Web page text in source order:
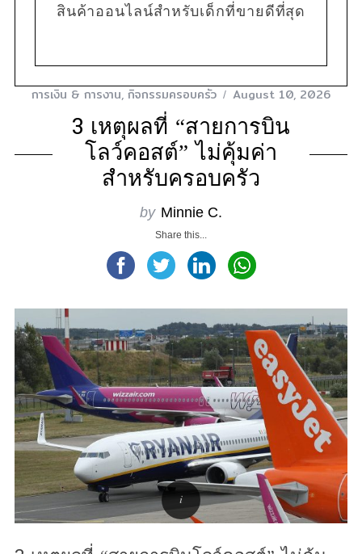
สินค้าออนไลน์สำหรับเด็กที่ขายดีที่สุด
การเงิน & การงาน, กิจกรรมครอบครัว August 10, 2026
3 เหตุผลที่ “สายการบิน
โลว์คอสต์” ไม่คุ้มค่า
สำหรับครอบครัว
by Minnie C.
Share this...
f
o